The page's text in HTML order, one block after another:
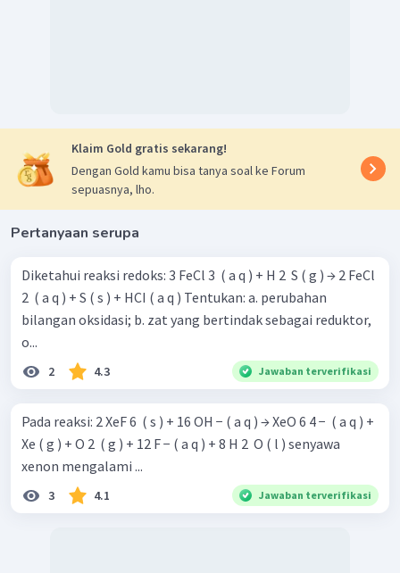
Klaim Gold gratis sekarang!
Dengan Gold kamu bisa tanya soal ke Forum
sepuasnya, lho.
Pertanyaan serupa
Diketahui reaksi redoks: 3 FeCl 3 ​ ( a q ) + H 2 ​ S ( g ) → 2 FeCl
2 ​ ( a q ) + S ( s ) + HCI ( a q ) Tentukan: a. perubahan
bilangan oksidasi; b. zat yang bertindak sebagai reduktor,
o...
2 4.3 Jawaban terverifikasi
Pada reaksi: 2 XeF 6 ​ ( s ) + 16 OH − ( a q ) → XeO 6 4 − ​ ( a q ) +
Xe ( g ) + O 2 ​ ( g ) + 12 F − ( a q ) + 8 H 2 ​ O ( l ) senyawa
xenon mengalami ...
3 4.1 Jawaban terverifikasi